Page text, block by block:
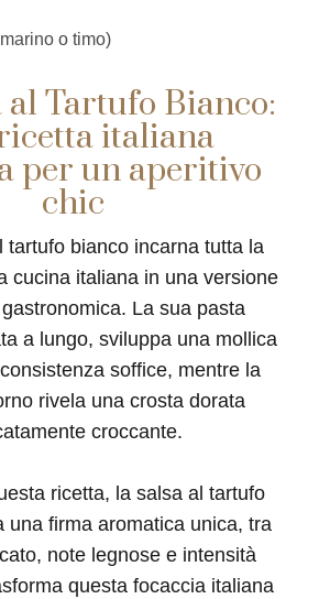
o timo)
al Tartufo Bianco:
italiana
per un aperitivo
chic
tartufo bianco incarna tutta la
cucina italiana in una versione
La sua pasta
a lungo, sviluppa una mollica
soffice, mentre la
rivela una crosta dorata
croccante.
ricetta, la salsa al tartufo
una firma aromatica unica, tra
note legnose e intensità
questa focaccia italiana